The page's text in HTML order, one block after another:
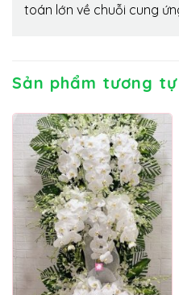
toán lớn về chuỗi cung
Sản phẩm tương tự